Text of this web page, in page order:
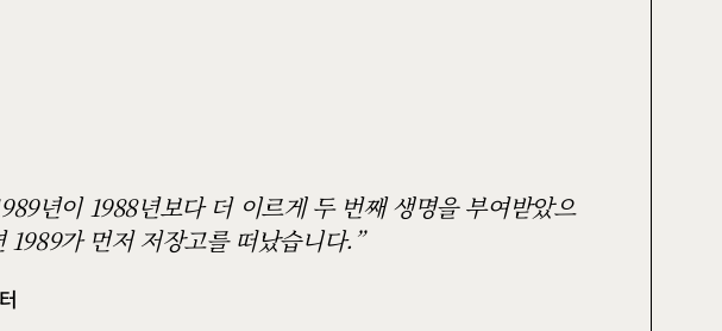
년이 1988년보다 더 이르게 두 번째 생명을 부여받았으
가 먼저 저장고를 떠났습니다.